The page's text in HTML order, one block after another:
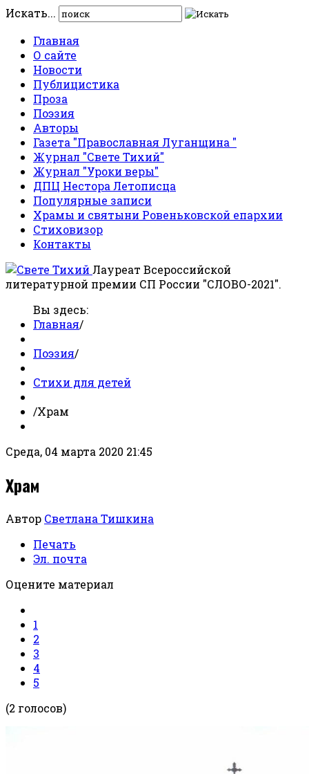
Искать...
Главная
О сайте
Новости
Публицистика
Проза
Поэзия
Авторы
Газета "Православная Луганщина "
Журнал "Свете Тихий"
Журнал "Уроки веры"
ДПЦ Нестора Летописца
Популярные записи
Храмы и святыни Ровеньковской епархии
Стиховизор
Контакты
Лауреат Всероссийской
литературной премии СП России "СЛОВО-2021".
Вы здесь:
Главная/
Поэзия/
Стихи для детей
/Храм
Среда, 04 марта 2020 21:45
Храм
Автор Светлана Тишкина
Печать
Эл. почта
Оцените материал
1
2
3
4
5
(2 голосов)